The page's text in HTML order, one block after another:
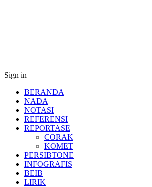
Sign in
BERANDA
NADA
NOTASI
REFERENSI
REPORTASE
CORAK
KOMET
PERSIBTONE
INFOGRAFIS
BEIB
LIRIK